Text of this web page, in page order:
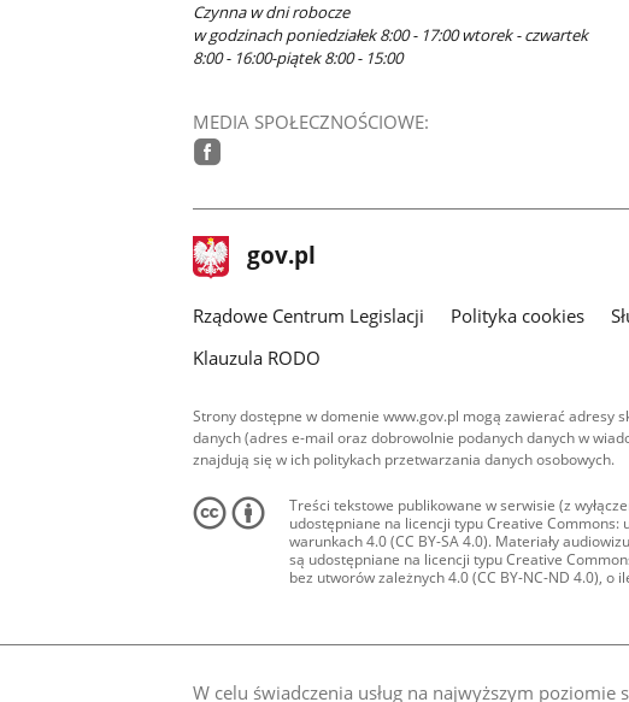
W celu świadczenia usług na najwyższym
Czynna w dni robocze
w godzinach poniedziałek 8:00 - 17:00 wtorek - czwartek
8:00 - 16:00-piątek 8:00 - 15:00
MEDIA SPOŁECZNOŚCIOWE:
stopka
gov.pl Strona
gov.pl
Rządowe Centrum Legislacji Polityka cookies
Klauzula RODO
Strony dostępne w domenie www.gov.pl mogą zawierać adresy
danych (adres e-mail oraz dobrowolnie podanych danych w
znajdują się w ich politykach przetwarzania danych osobowych.
Treści tekstowe publikowane w serwisie (z
udostępniane na licencji typu Creative Commons:
warunkach 4.0 (CC BY-SA 4.0). Materiały
są udostępniane na licencji typu Creative
bez utworów zależnych 4.0 (CC BY-NC-ND 4.0), o